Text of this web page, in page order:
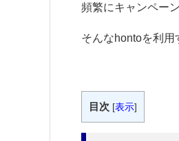
頻繁にキャンペー
そんなhontoを利用
目次 [表示]